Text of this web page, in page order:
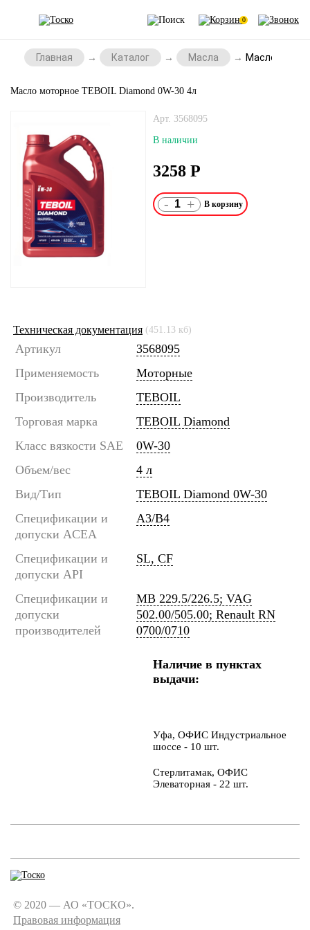
0
Главная Каталог Масла Масло
Масло моторное TEBOIL Diamond 0W-30 4л
Арт. 3568095
В наличии
3258 Р
- +
Техническая документация (451.13 кб)
Артикул
3568095
Применяемость
Моторные
Производитель
TEBOIL
Торговая марка
TEBOIL Diamond
Класс вязкости SAE
0W-30
Объем/вес
4 л
Вид/Тип
TEBOIL Diamond 0W-30
Спецификации и
допуски ACEA
A3/B4
Спецификации и
допуски API
SL, CF
Спецификации и
допуски
производителей
MB 229.5/226.5; VAG
502.00/505.00; Renault RN
0700/0710
Наличие в пунктах
выдачи:
Уфа, ОФИС Индустриальное
шоссе - 10 шт.
Стерлитамак, ОФИС
Элеваторная - 22 шт.
© 2020 — АО «ТОСКО».
Правовая информация